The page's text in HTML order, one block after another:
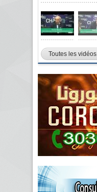
Toutes les vidéos